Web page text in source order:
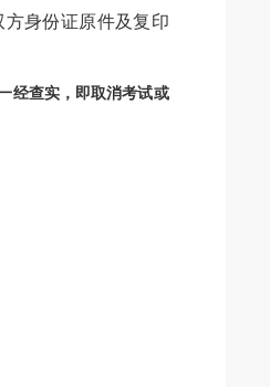
身份证原件及复印
经查实，即取消考试或